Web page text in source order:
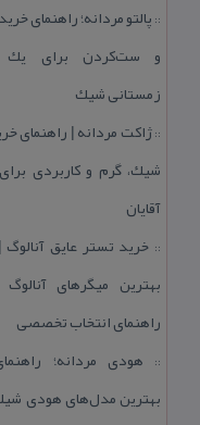
:: پالتو مردانه؛ راهنمای
و ست‌كردن برای یك
زمستانی شیك
::ژاكت مردانه | راهنمای
شیك، گرم و كاربردی
آقایان
:: خرید تستر عایق
بهترین میگرهای آنالوگ
راهنمای انتخاب تخصصی
:: هودی مردانه؛
بهترین مدل‌های هودی